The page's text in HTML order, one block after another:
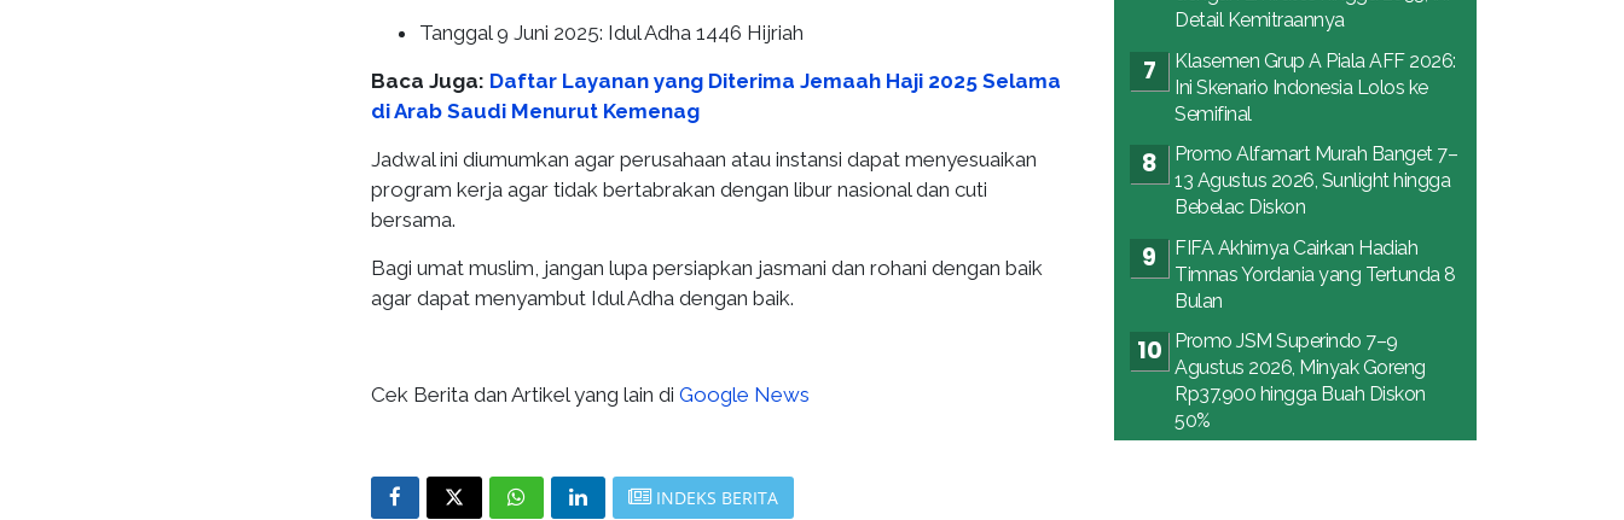
Tanggal 9 Juni 2025: Idul Adha 1446 Hijriah
Baca Juga: Daftar Layanan yang Diterima Jemaah Haji 2025 Selama
di Arab Saudi Menurut Kemenag
Jadwal ini diumumkan agar perusahaan atau instansi dapat menyesuaikan
program kerja agar tidak bertabrakan dengan libur nasional dan cuti
bersama.
Bagi umat muslim, jangan lupa persiapkan jasmani dan rohani dengan baik
agar dapat menyambut Idul Adha dengan baik.
Cek Berita dan Artikel yang lain di Google News
INDEKS BERITA
Detail Kemitraannya
Klasemen Grup A Piala AFF 2026:
Ini Skenario Indonesia Lolos ke
Semifinal
Promo Alfamart Murah Banget 7–
13 Agustus 2026, Sunlight hingga
Bebelac Diskon
FIFA Akhirnya Cairkan Hadiah
Timnas Yordania yang Tertunda 8
Bulan
Promo JSM Superindo 7–9
Agustus 2026, Minyak Goreng
Rp37.900 hingga Buah Diskon
50%